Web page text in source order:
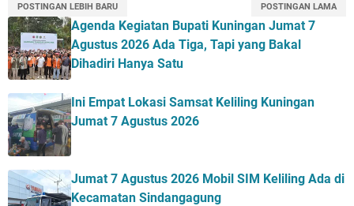
POSTINGAN LEBIH BARU POSTINGAN LAMA
Agenda Kegiatan Bupati Kuningan Jumat 7
Agustus 2026 Ada Tiga, Tapi yang Bakal
Dihadiri Hanya Satu
Ini Empat Lokasi Samsat Keliling Kuningan
Jumat 7 Agustus 2026
Jumat 7 Agustus 2026 Mobil SIM Keliling Ada di
Kecamatan Sindangagung